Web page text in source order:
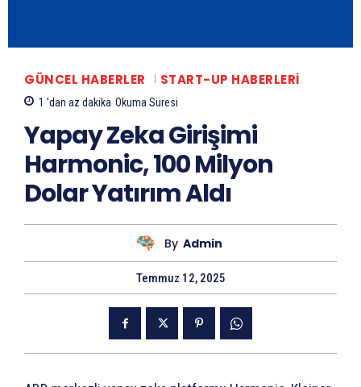
GÜNCEL HABERLER START-UP HABERLERI
1 'dan az dakika Okuma Süresi
Yapay Zeka Girişimi
Harmonic, 100 Milyon
Dolar Yatırım Aldı
By Admin
Temmuz 12, 2025